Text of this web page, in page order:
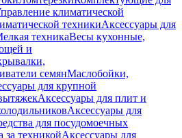
климатической
техникиАксессуары для
техникаВесы кухонные,
и
семянМаслобойки,
для крупной
Аксессуары для плит и
Аксессуары для
для посудомоечных
за техникойАксессуары для